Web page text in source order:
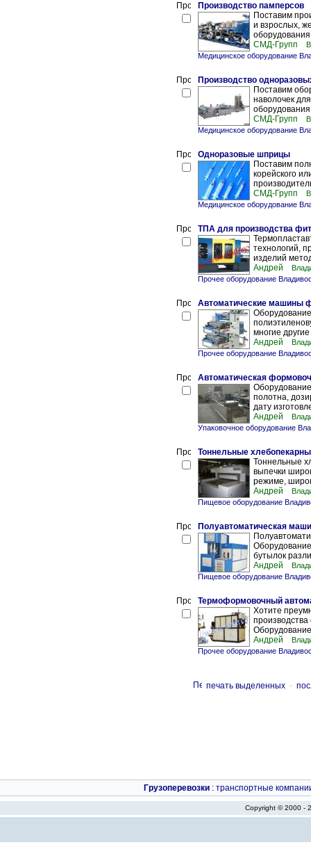
Производство памперсов
Поставим
и взрослых,
СМД-Групп
Медицинское оборудование
Производство
Поставим
наволочек
СМД-Групп
Медицинское оборудование
Одноразовые шприцы
Поставим
корейского
СМД-Групп
Медицинское оборудование
ТПА для производства
технологий,
изделий
Андрей
Прочее оборудование
Автоматические машины
многие
Андрей
Прочее оборудование
Автоматическая
полотна,
дату
Андрей
Упаковочное оборудование
Тоннельные
Тоннельные
выпечки
режиме,
Андрей
Пищевое оборудование
Полуавтоматическая
бутылок
Андрей
Пищевое оборудование
Термоформовочный
Хотите
производства
Андрей
Прочее оборудование
печать выделенных -
Грузоперевозки : транспортные
Copyright © 2000 -